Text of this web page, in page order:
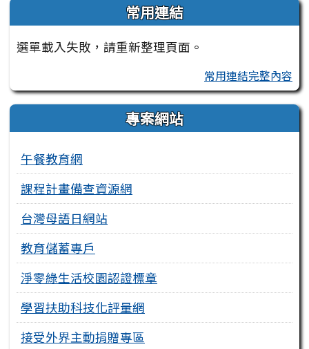
常用連結
選單載入失敗，請重新整理頁面。
常用連結完整內容
專案網站
午餐教育網
課程計畫備查資源網
台灣母語日網站
教育儲蓄專戶
淨零綠生活校園認證標章
學習扶助科技化評量網
接受外界主動捐贈專區